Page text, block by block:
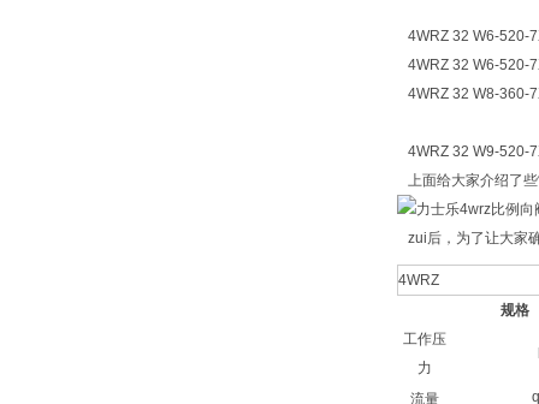
4WRZ 32 W6-520-
4WRZ 32 W6-520-
4WRZ 32 W8-360-
4WRZ 32 W9-520-
上面给大家介绍了
zui后，为了让大家
4WRZ
规格
工作压
力
流量
q